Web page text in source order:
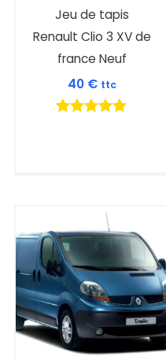
Jeu de tapis
Renault Clio 3 XV de
france Neuf
40 € ttc